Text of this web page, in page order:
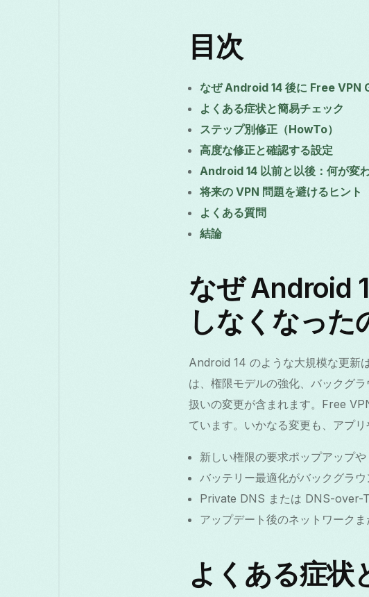
目次
なぜ Android 14 後に Free VPN
よくある症状と簡易チェック
ステップ別修正（HowTo）
高度な修正と確認する設定
Android 14 以前と以後：何が変
将来の VPN 問題を避けるヒント
よくある質問
結論
なぜ Android
しなくなった
Android 14 のような大規模な更新
は、権限モデルの強化、バックグ
扱いの変更が含まれます。Free
ています。いかなる変更も、アプ
新しい権限の要求ポップアップ
バッテリー最適化がバックグラ
Private DNS または DNS-over-
アップデート後のネットワーク
よくある症状